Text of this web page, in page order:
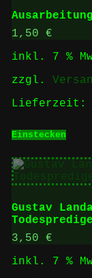
1,50 €
inkl. 7 %
zzgl.
Lieferzeit:
Einstecken
Gustav
3,50 €
inkl. 7 %